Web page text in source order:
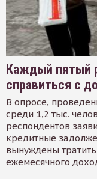
Каждый пятый
справиться с
В опросе,
среди 1,2 тыс.
респондентов
кредитные
вынуждены
ежемесячного